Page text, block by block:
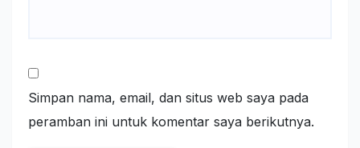
Simpan nama, email, dan situs web saya pada
peramban ini untuk komentar saya berikutnya.